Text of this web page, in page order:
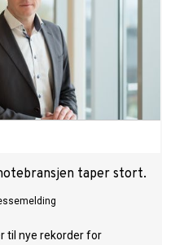
taper stort.
til nye rekorder for